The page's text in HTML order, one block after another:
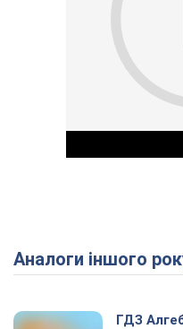
Аналоги іншого
ГДЗ